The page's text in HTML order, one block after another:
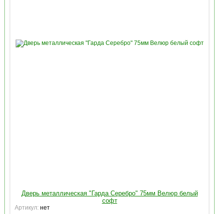
Дверь металлическая "Гарда Серебро" 75мм Велюр белый
софт
Артикул: нет